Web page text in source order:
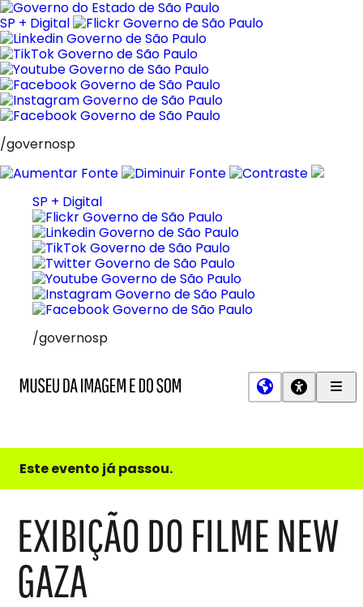
Pular
para
o
conteúdo
SP + Digital
/governosp
SP + Digital
/governosp
e
do
Este evento já passou.
EXIBIÇÃO DO FILME NEW
GAZA